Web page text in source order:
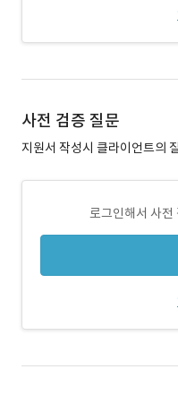
사전 검증 질문
지원서 작성시 클라이언트의
로그인해서 사전